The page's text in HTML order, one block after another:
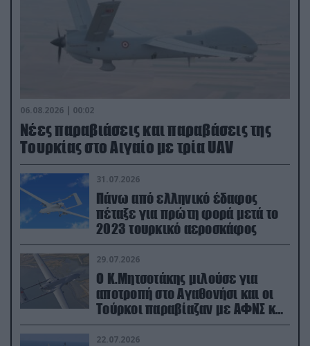
06.08.2026 | 00:02
Νέες παραβιάσεις και παραβάσεις της
Τουρκίας στο Αιγαίο με τρία UAV
31.07.2026
Πάνω από ελληνικό έδαφος
πέταξε για πρώτη φορά μετά το
2023 τουρκικό αεροσκάφος
29.07.2026
Ο Κ.Μητσοτάκης μιλούσε για
αποτροπή στο Αγαθονήσι και οι
Τούρκοι παραβίαζαν με ΑΦΝΣ και
drone
22.07.2026